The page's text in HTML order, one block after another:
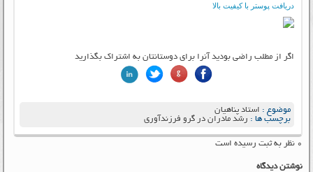
دریافت پوستر با کیفیت بالا
اگر از مطلب راضی بودید آنرا برای دوستانتان به اشتراک بگذارید
موضوع : استاد پناهیان
برچسب ها : رشد مادران در گرو فرزندآوری
۰ نظر به ثبت رسیده است
نوشتن دیدگاه